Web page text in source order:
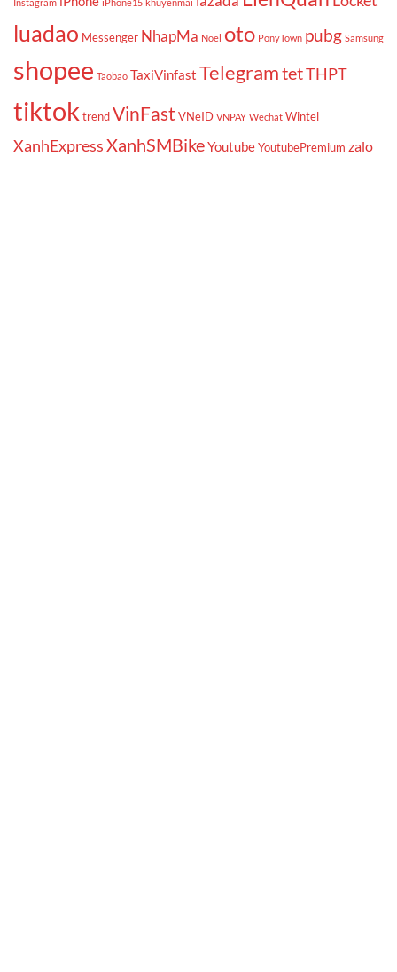
Instagram iPhone15 khuyenmai
luadao Messenger NhapMa Noel oto PonyTown pubg Samsung
shopee Taobao TaxiVinfast TelegramtetTHPT
tiktok trendVinFast VNeID VNPAY Wechat Wintel
XanhExpressXanhSMBikeYoutubeYoutubePremium zalo